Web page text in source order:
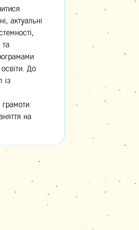
актуальні
До
із
грамоти
на